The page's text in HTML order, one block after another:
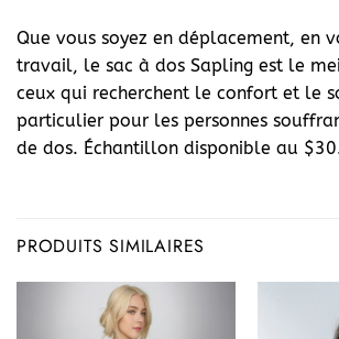
Que vous soyez en déplacement, en
travail, le sac à dos Sapling est le
ceux qui recherchent le confort et le
particulier pour les personnes
de dos. Échantillon disponible au
PRODUITS SIMILAIRES